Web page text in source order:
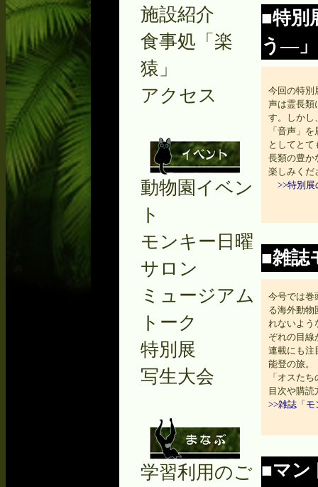
■特別
う―
今回の特別
声は霊長類
す。しかし
「音声」
としてと
長類の豊か
楽しみくだ
>>特別展
■雑誌
今号では巻
る海外動物
れないよう
ぞれの目線
連載にも注
能登の旅。
「オスた
目次や購
>>雑誌「
■マン
施設紹介
食事処「楽
猿」
アクセス
動物園イベン
ト
モンキー日曜
サロン
ミュージアム
トーク
特別展
写生大会
学習利用のご